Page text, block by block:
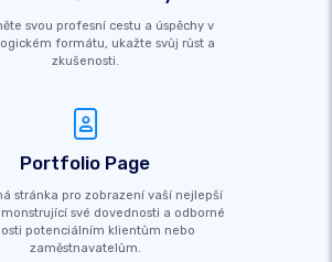
svou profesní cestu a úspěchy v
formátu, ukažte svůj růst a
zkušenosti.
Portfolio Page
stránka pro zobrazení vaší nejlepší
své dovednosti a odborné
potenciálním klientům nebo
zaměstnavatelům.